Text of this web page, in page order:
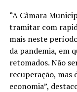
“A Câmara
tramitar com
mais neste
da pandemia, em
retomados. Não
recuperação, mas
economia”,